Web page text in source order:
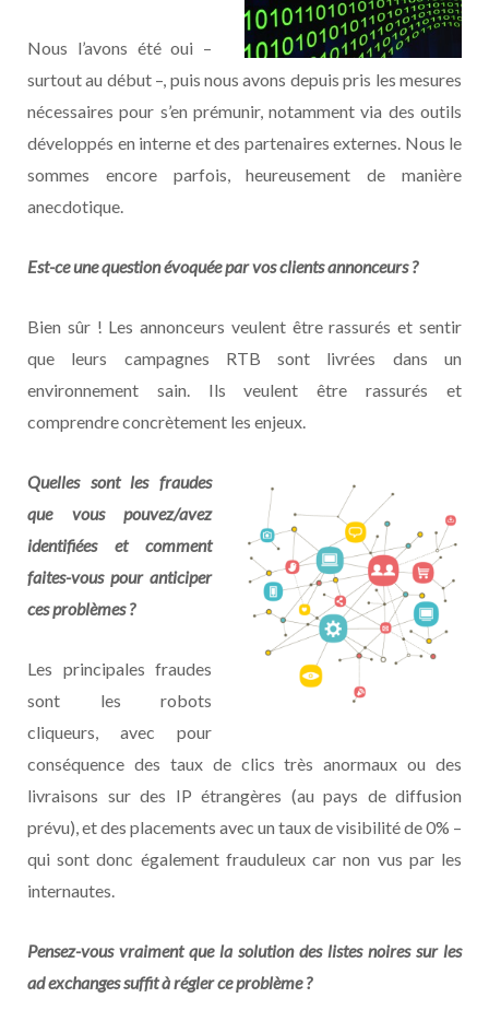
Nous l’avons été oui –
surtout au début –, puis nous avons depuis pris les mesures
nécessaires pour s’en prémunir, notamment via des outils
développés en interne et des partenaires externes. Nous le
sommes encore parfois, heureusement de manière
anecdotique.
Est-ce une question évoquée par vos clients annonceurs ?
Bien sûr ! Les annonceurs veulent être rassurés et sentir
que leurs campagnes RTB sont livrées dans un
environnement sain. Ils veulent être rassurés et
comprendre concrètement les enjeux.
Quelles sont les fraudes
que vous pouvez/avez
identifiées et comment
faites-vous pour anticiper
ces problèmes ?
Les principales fraudes
sont les robots
cliqueurs, avec pour
conséquence des taux de clics très anormaux ou des
livraisons sur des IP étrangères (au pays de diffusion
prévu), et des placements avec un taux de visibilité de 0% –
qui sont donc également frauduleux car non vus par les
internautes.
Pensez-vous vraiment que la solution des listes noires sur les
ad exchanges suffit à régler ce problème ?